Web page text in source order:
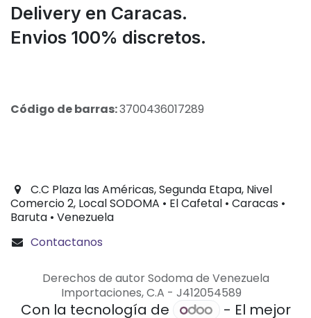
Delivery en Caracas.
Envios 100% discretos.
Código de barras:3700436017289
C.C Plaza las Américas, Segunda Etapa, Nivel
Comercio 2, Local SODOMA • El Cafetal • Caracas •
Baruta • Venezuela
Contactanos
Derechos de autor Sodoma de Venezuela
Importaciones, C.A - J412054589
Con la tecnología de - El mejor